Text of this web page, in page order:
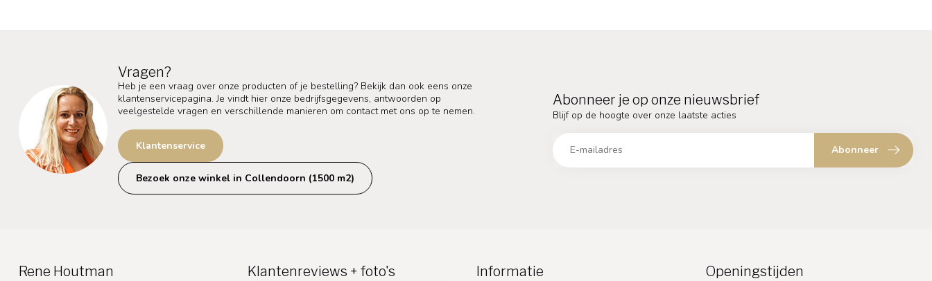
Vragen?
Heb je een vraag over onze producten of je bestelling? Bekijk dan ook eens onze
klantenservicepagina. Je vindt hier onze bedrijfsgegevens, antwoorden op
veelgestelde vragen en verschillende manieren om contact met ons op te nemen.
Klantenservice
Bezoek onze winkel in Collendoorn (1500 m2)
Abonneer je op onze nieuwsbrief
Blijf op de hoogte over onze laatste acties
Abonneer
Rene Houtman Klantenreviews + foto's Informatie Openingstijden